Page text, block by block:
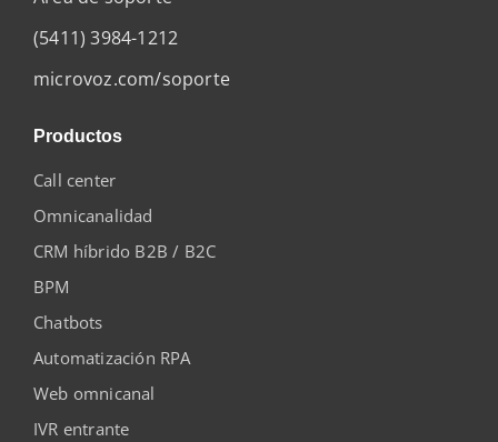
(5411) 3984-1212
microvoz.com/soporte
Productos
Call center
Omnicanalidad
CRM híbrido B2B / B2C
BPM
Chatbots
Automatización RPA
Web omnicanal
IVR entrante